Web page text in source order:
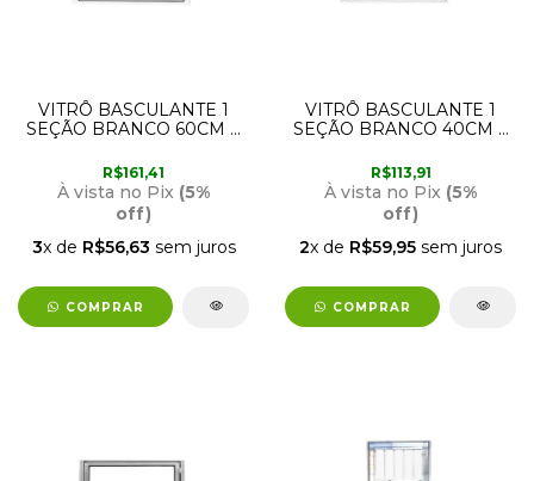
VITRÔ BASCULANTE 1
SEÇÃO BRANCO 60CM X
R$161,41
À vista no Pix (5%
off)
3x de R$56,63 sem juros
COMPRAR
VITRÔ BASCULANTE 1
SEÇÃO BRANCO 40CM X
R$113,91
À vista no Pix (5%
off)
2x de R$59,95 sem juros
COMPRAR